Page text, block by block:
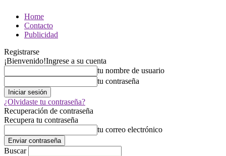
Home
Contacto
Publicidad
Registrarse
¡Bienvenido!Ingrese a su cuenta
tu nombre de usuario
tu contraseña
¿Olvidaste tu contraseña?
Recuperación de contraseña
Recupera tu contraseña
tu correo electrónico
Buscar